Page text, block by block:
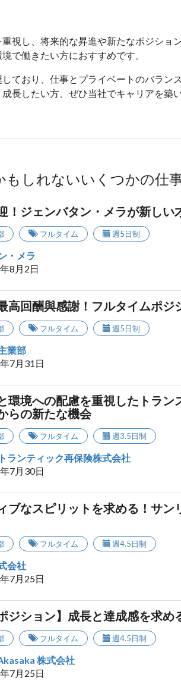
視し、将来的な昇進や新たなポジショ
で働きたい方におすすめです。
ており、仕事とプライベートのバラン
長したい方、ぜひ当社でキャリアを築
もしれないいくつかの仕
！ジェンバタン・メラが新しい
フルタイム 週5日制
・メラ
8月2日
高回酬與感謝！フルタイムポジ
フルタイム 週5日制
業部
7月31日
環境への配慮を重視したトラン
らの新たな機会
フルタイム 週3.5日制
ランティック再保険株式会社
7月30日
ブなスピリットを求める！サン
フルタイム 週4.5日制
会社
7月25日
ジション】成長と達成感を求
フルタイム 週4.5日制
株式会社
7月25日